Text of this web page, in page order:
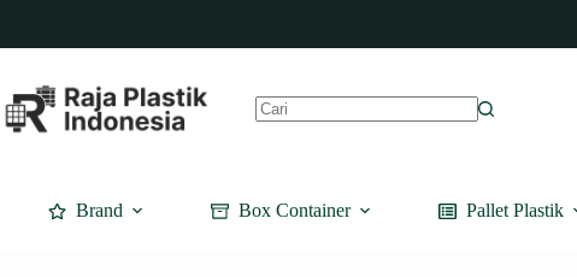
content
Brand Box Container Pallet Plastik